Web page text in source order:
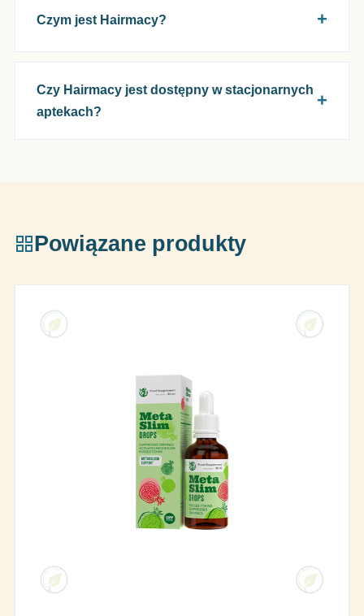
Czym jest Hairmacy?
Czy Hairmacy jest dostępny w stacjonarnych
aptekach?
Powiązane produkty